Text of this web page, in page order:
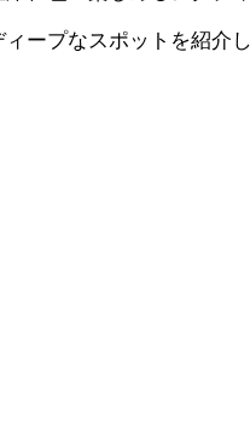
ープなスポットを紹介し